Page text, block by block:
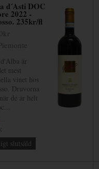
d´Asti DOC
2022 -
235kr/fl
är
mest
vinet hos
Druvorna
de är helt
slutsåld